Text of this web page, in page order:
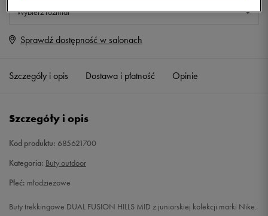
Wybierz rozmiar
Rozmiary EU
35,5
37,5 23,5 cm
Sprawdź dostępność w salonach
Szczegóły i opis Dostawa i płatność Opinie
Szczegóły i opis
Kod produktu: 685621700
Kategoria: Buty outdoor
Płeć: młodzieżowe
Buty trekkingowe DUAL FUSION HILLS MID z juniorskiej kolekcji marki Nike.